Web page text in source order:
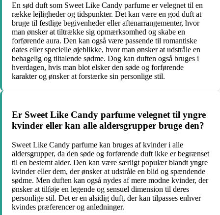
En sød duft som Sweet Like Candy parfume er velegnet til en
række lejligheder og tidspunkter. Det kan være en god duft at
bruge til festlige begivenheder eller aftenarrangementer, hvor
man ønsker at tiltrække sig opmærksomhed og skabe en
forførende aura. Den kan også være passende til romantiske
dates eller specielle øjeblikke, hvor man ønsker at udstråle en
behagelig og tiltalende sødme. Dog kan duften også bruges i
hverdagen, hvis man blot elsker den søde og forførende
karakter og ønsker at forstærke sin personlige stil.
Er Sweet Like Candy parfume velegnet til yngre
kvinder eller kan alle aldersgrupper bruge den?
Sweet Like Candy parfume kan bruges af kvinder i alle
aldersgrupper, da den søde og forførende duft ikke er begrænset
til en bestemt alder. Den kan være særligt populær blandt yngre
kvinder eller dem, der ønsker at udstråle en blid og spændende
sødme. Men duften kan også nydes af mere modne kvinder, der
ønsker at tilføje en legende og sensuel dimension til deres
personlige stil. Det er en alsidig duft, der kan tilpasses enhver
kvindes præferencer og anledninger.